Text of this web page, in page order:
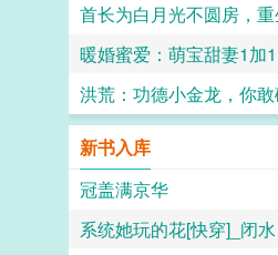
首长为白月光不圆房，
暖婚蜜爱：萌宝甜妻1加1
洪荒：功德小金龙，你敢
新书入库
冠盖满京华
系统她玩的花[快穿]_闭水